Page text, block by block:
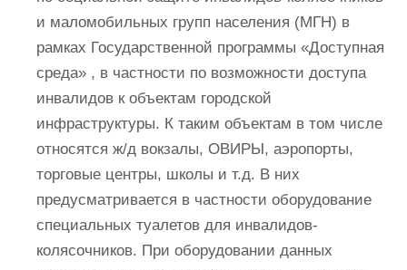
и маломобильных групп населения (МГН) в
рамках Государственной программы «Доступная
среда» , в частности по возможности доступа
инвалидов к объектам городской
инфраструктуры. К таким объектам в том числе
относятся ж/д вокзалы, ОВИРЫ, аэропорты,
торговые центры, школы и т.д. В них
предусматривается в частности оборудование
специальных туалетов для инвалидов-
колясочников. При оборудовании данных